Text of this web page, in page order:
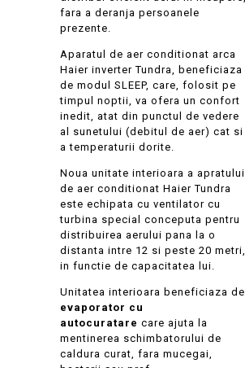
fara a deranja persoanele
prezente.
Aparatul de aer conditionat arca
Haier inverter Tundra, beneficiaza
de modul SLEEP, care, folosit pe
timpul noptii, va ofera un confort
inedit, atat din punctul de vedere
al sunetului (debitul de aer) cat si
a temperaturii dorite.
Noua unitate interioara a apratului
de aer conditionat Haier Tundra
este echipata cu ventilator cu
turbina special conceputa pentru
distribuirea aerului pana la o
distanta intre 12 si peste 20 metri,
in functie de capacitatea lui.
Unitatea interioara beneficiaza de
evaporator cu
autocuratare care ajuta la
mentinerea schimbatorului de
caldura curat, fara mucegai,